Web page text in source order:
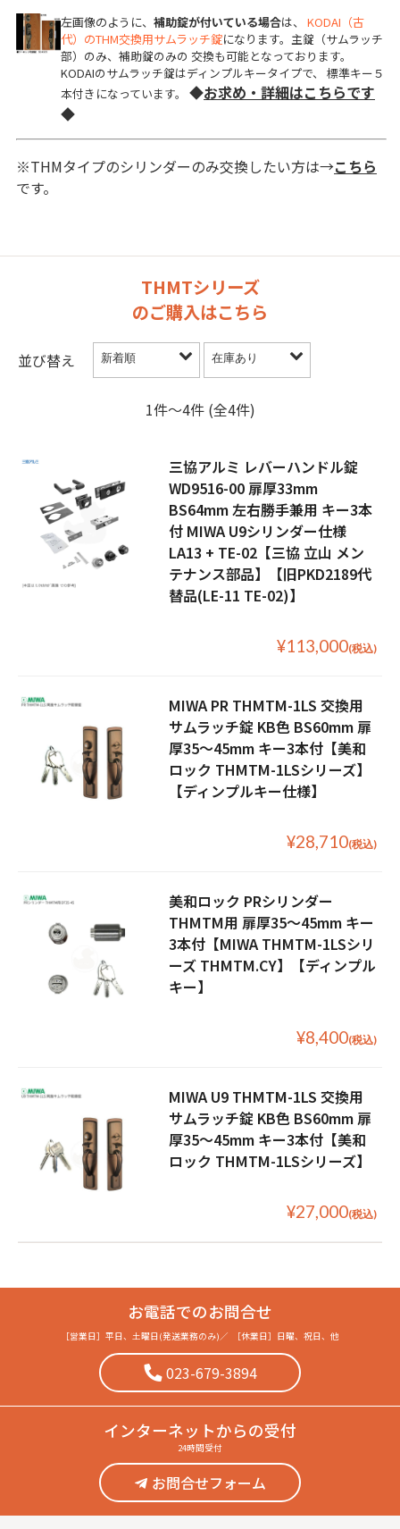
左画像のように、 補助錠が付いている場合は、 KODAI（古
代）のTHM交換用サムラッチ錠になります。 主錠（サムラッチ
部）のみ、補助錠のみの 交換も可能となっております。
KODAIのサムラッチ錠はディンプルキータイプで、 標準キー５
本付きになっています。 ◆お求め・詳細はこちらです
◆
※THMタイプのシリンダーのみ交換したい方は→こちら
です。
THMTシリーズ
のご購入はこちら
並び替え
1件〜4件 (全4件)
三協アルミ レバーハンドル錠
WD9516-00 扉厚33mm
BS64mm 左右勝手兼用 キー3本
付 MIWA U9シリンダー仕様
LA13 + TE-02【三協 立山 メン
テナンス部品】【旧PKD2189代
替品(LE-11 TE-02)】
¥113,000(税込)
MIWA PR THMTM-1LS 交換用
サムラッチ錠 KB色 BS60mm 扉
厚35〜45mm キー3本付【美和
ロック THMTM-1LSシリーズ】
【ディンプルキー仕様】
¥28,710(税込)
美和ロック PRシリンダー
THMTM用 扉厚35〜45mm キー
3本付【MIWA THMTM-1LSシリ
ーズ THMTM.CY】【ディンプル
キー】
¥8,400(税込)
MIWA U9 THMTM-1LS 交換用
サムラッチ錠 KB色 BS60mm 扉
厚35〜45mm キー3本付【美和
ロック THMTM-1LSシリーズ】
¥27,000(税込)
お電話でのお問合せ
［営業日］ 平日、土曜日(発送業務のみ) ／ ［休業日］ 日曜、祝日、他
023-679-3894
インターネットからの受付
24時間受付
お問合せフォーム